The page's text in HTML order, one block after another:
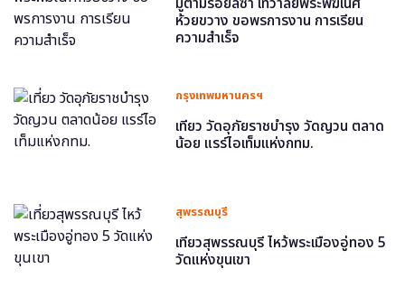
ห้วยขวาง ขอพรการงาน การเรียน
ความสำเร็จ
กรุงเทพมหานครฯ
เที่ยว วัดอุภัยราชบำรุง วัดญวน ตลาด
น้อย แรร์ไอเท็มแห่งกทม.
สุพรรณบุรี
เที่ยวสุพรรณบุรี ไหว้พระเมืองอู่ทอง 5
วัดแห่งขุนเขา